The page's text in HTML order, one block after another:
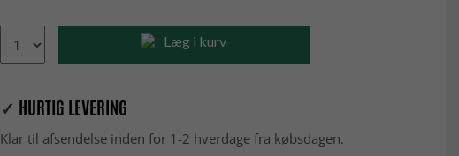
Læg i kurv
✓ HURTIG LEVERING
Klar til afsendelse inden for 1-2 hverdage fra købsdagen.